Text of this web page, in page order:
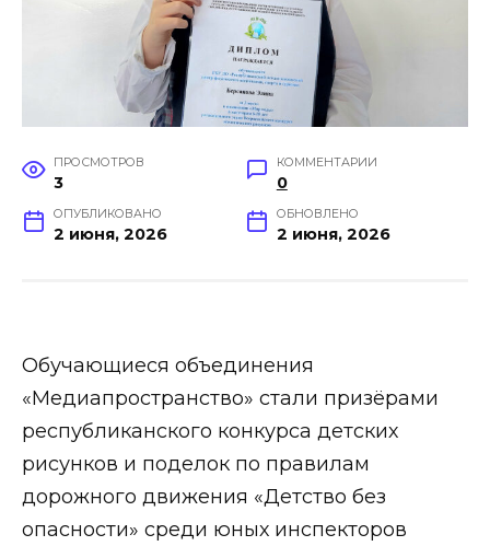
ПРОСМОТРОВ
3
КОММЕНТАРИИ
0
ОПУБЛИКОВАНО
2 июня, 2026
ОБНОВЛЕНО
2 июня, 2026
Обучающиеся объединения
«Медиапространство» стали призёрами
республиканского конкурса детских
рисунков и поделок по правилам
дорожного движения «Детство без
опасности» среди юных инспекторов